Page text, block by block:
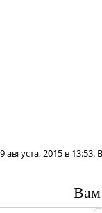
2015 в
Вам